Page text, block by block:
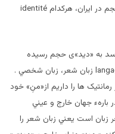
برسد به همين دليل است که شاعران شعر حجم در ايران، هرکدام identité
به «ديد»ی حجم رسيده
است و به تبع آن identité پيدا مي کند و langage زبان شعر، زبان شخصي .
ها را داريم از«منِ» خود
بارهء جهان خارج و عيني
است يعني زبان شعر را